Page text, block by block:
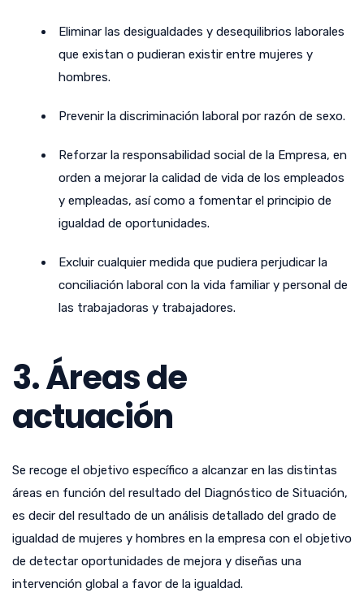
Eliminar las desigualdades y desequilibrios laborales
que existan o pudieran existir entre mujeres y
hombres.
Prevenir la discriminación laboral por razón de sexo.
Reforzar la responsabilidad social de la Empresa, en
orden a mejorar la calidad de vida de los empleados
y empleadas, así como a fomentar el principio de
igualdad de oportunidades.
Excluir cualquier medida que pudiera perjudicar la
conciliación laboral con la vida familiar y personal de
las trabajadoras y trabajadores.
3. Áreas de
actuación
Se recoge el objetivo específico a alcanzar en las distintas
áreas en función del resultado del Diagnóstico de Situación,
es decir del resultado de un análisis detallado del grado de
igualdad de mujeres y hombres en la empresa con el objetivo
de detectar oportunidades de mejora y diseñas una
intervención global a favor de la igualdad.